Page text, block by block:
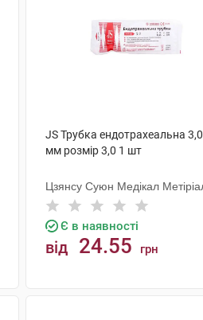
JS Трубка ендотрахеальна
мм розмір 3,0 1 шт
Цзянсу Суюн Медікал
Є в наявності
від 24.55 грн